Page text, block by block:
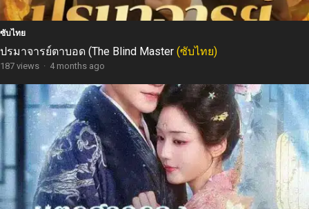
ซับไทย
ปรมาจารย์ตาบอด (The Blind Master (ซับไทย)
187 views · 4 months ago